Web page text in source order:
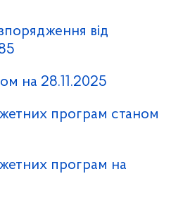
від
на 28.11.2025
програм станом
програм на